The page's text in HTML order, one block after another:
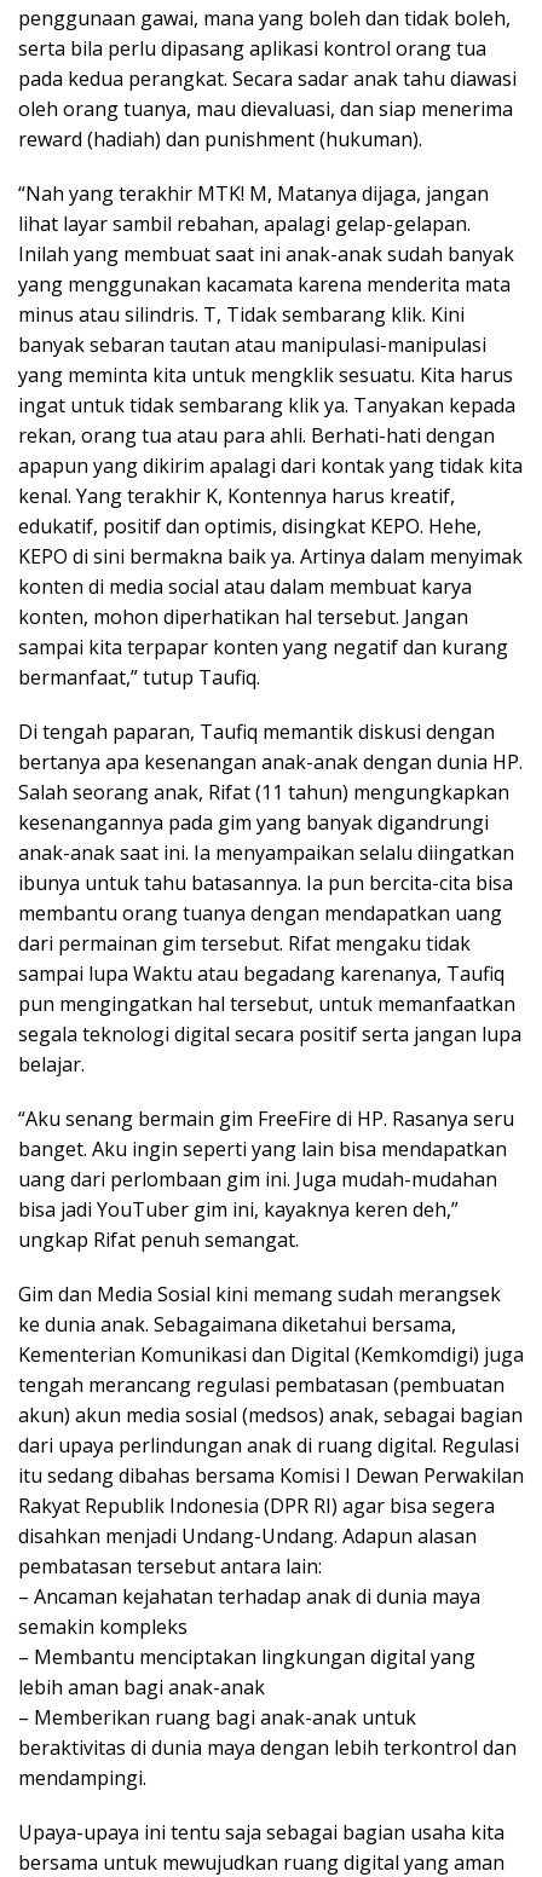
penggunaan gawai, mana yang boleh dan tidak boleh,
serta bila perlu dipasang aplikasi kontrol orang tua
pada kedua perangkat. Secara sadar anak tahu diawasi
oleh orang tuanya, mau dievaluasi, dan siap menerima
reward (hadiah) dan punishment (hukuman).
“Nah yang terakhir MTK! M, Matanya dijaga, jangan
lihat layar sambil rebahan, apalagi gelap-gelapan.
Inilah yang membuat saat ini anak-anak sudah banyak
yang menggunakan kacamata karena menderita mata
minus atau silindris. T, Tidak sembarang klik. Kini
banyak sebaran tautan atau manipulasi-manipulasi
yang meminta kita untuk mengklik sesuatu. Kita harus
ingat untuk tidak sembarang klik ya. Tanyakan kepada
rekan, orang tua atau para ahli. Berhati-hati dengan
apapun yang dikirim apalagi dari kontak yang tidak kita
kenal. Yang terakhir K, Kontennya harus kreatif,
edukatif, positif dan optimis, disingkat KEPO. Hehe,
KEPO di sini bermakna baik ya. Artinya dalam menyimak
konten di media social atau dalam membuat karya
konten, mohon diperhatikan hal tersebut. Jangan
sampai kita terpapar konten yang negatif dan kurang
bermanfaat,” tutup Taufiq.
Di tengah paparan, Taufiq memantik diskusi dengan
bertanya apa kesenangan anak-anak dengan dunia HP.
Salah seorang anak, Rifat (11 tahun) mengungkapkan
kesenangannya pada gim yang banyak digandrungi
anak-anak saat ini. Ia menyampaikan selalu diingatkan
ibunya untuk tahu batasannya. Ia pun bercita-cita bisa
membantu orang tuanya dengan mendapatkan uang
dari permainan gim tersebut. Rifat mengaku tidak
sampai lupa Waktu atau begadang karenanya, Taufiq
pun mengingatkan hal tersebut, untuk memanfaatkan
segala teknologi digital secara positif serta jangan lupa
belajar.
“Aku senang bermain gim FreeFire di HP. Rasanya seru
banget. Aku ingin seperti yang lain bisa mendapatkan
uang dari perlombaan gim ini. Juga mudah-mudahan
bisa jadi YouTuber gim ini, kayaknya keren deh,”
ungkap Rifat penuh semangat.
Gim dan Media Sosial kini memang sudah merangsek
ke dunia anak. Sebagaimana diketahui bersama,
Kementerian Komunikasi dan Digital (Kemkomdigi) juga
tengah merancang regulasi pembatasan (pembuatan
akun) akun media sosial (medsos) anak, sebagai bagian
dari upaya perlindungan anak di ruang digital. Regulasi
itu sedang dibahas bersama Komisi I Dewan Perwakilan
Rakyat Republik Indonesia (DPR RI) agar bisa segera
disahkan menjadi Undang-Undang. Adapun alasan
pembatasan tersebut antara lain:
– Ancaman kejahatan terhadap anak di dunia maya
semakin kompleks
– Membantu menciptakan lingkungan digital yang
lebih aman bagi anak-anak
– Memberikan ruang bagi anak-anak untuk
beraktivitas di dunia maya dengan lebih terkontrol dan
mendampingi.
Upaya-upaya ini tentu saja sebagai bagian usaha kita
bersama untuk mewujudkan ruang digital yang aman